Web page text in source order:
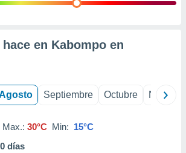
en Kabompo en
Septiembre Octubre
Max.: 30°C Min: 15°C
0 días